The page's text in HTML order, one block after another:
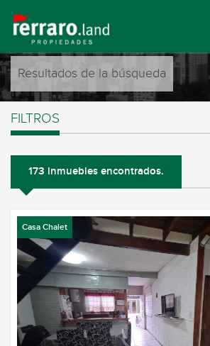
Resultados de la búsqueda
FILTROS
173 inmuebles encontrados.
Casa Chalet